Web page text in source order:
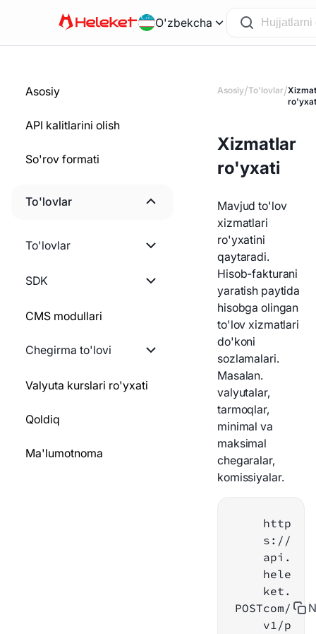
O'zbekcha
Asosiy
API kalitlarini olish
So'rov formati
To'lovlar
blokirovkasi
Bloklangan manzil
qaytarish
To'lovlar
Ishni boshlash
Pul yechib olish miqdorini
SDK
PHP
GO
PYTHON
NODEJS
CMS modullari
Chegirma to'lovi
Chegirmalar ro'yxati
To'lov usuliga chegirma
Valyuta kurslari ro'yxati
Qoldiq
Ma'lumotnoma
Asosiy/To'lovlar/
Xizmatlar
ro'yxati
Mavjud to'lov
xizmatlari
ro'yxatini
qaytaradi.
Hisob-fakturani
yaratish paytida
hisobga olingan
to'lov xizmatlari
do'koni
sozlamalari.
Masalan.
valyutalar,
tarmoqlar,
minimal va
maksimal
chegaralar,
komissiyalar.
POST
http
s://
api.
hele
ket.
com/
v1/p